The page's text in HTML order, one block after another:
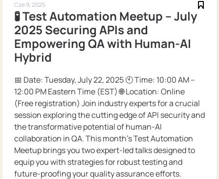
Cze 9, 2025
🧪 Test Automation Meetup – July
2025 Securing APIs and
Empowering QA with Human-AI
Hybrid
📅 Date: Tuesday, July 22, 2025 🕙 Time: 10:00 AM –
12:00 PM Eastern Time (EST) 🌐 Location: Online
(Free registration) Join industry experts for a crucial
session exploring the cutting edge of API security and
the transformative potential of human-AI
collaboration in QA. This month’s Test Automation
Meetup brings you two expert-led talks designed to
equip you with strategies for robust testing and
future-proofing your quality assurance efforts.